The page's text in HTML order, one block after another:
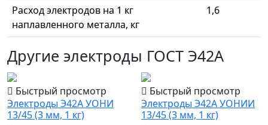
Расход электродов на 1 кг
наплавленного металла, кг
1,6
Другие электроды ГОСТ Э42А
Быстрый просмотр
Электроды Э42А УОНИ
13/45 (3 мм, 1 кг)
Быстрый просмотр
Электроды Э42А УОНИИ
13/45 (3 мм, 1 кг)